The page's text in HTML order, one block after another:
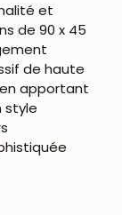
et
de 90 x 45
de haute
apportant
style